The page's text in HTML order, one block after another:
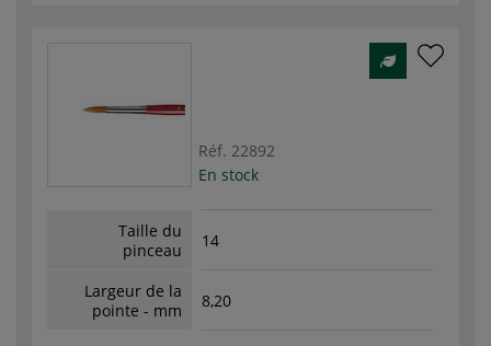
Réf. 22892
En stock
Taille du
pinceau
14
Largeur de la
pointe - mm
8,20